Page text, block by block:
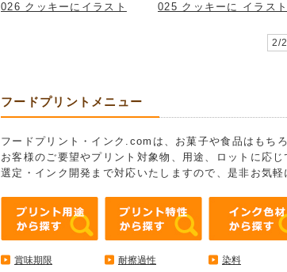
026 クッキーにイラスト 025 クッキーに イラスト
2/2
フードプリントメニュー
フードプリント・インク.comは、お菓子や食品はもち
お客様のご要望やプリント対象物、用途、ロットに応
選定・インク開発まで対応いたしますので、是非お気軽
賞味期限
耐擦過性
染料